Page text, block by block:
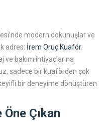
modern dokunuşlar ve
adres: İrem Oruç Kuaför.
ve bakım ihtiyaçlarına
sadece bir kuaförden çok
bir deneyime dönüştüren
Çıkan